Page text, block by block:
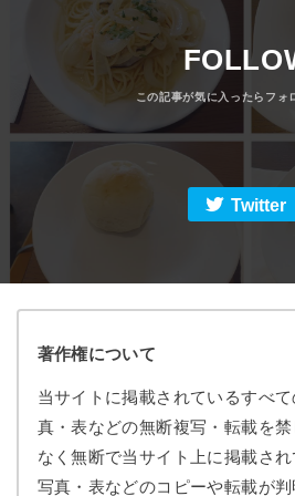
Twitter
著作権について
当サイトに掲載されているすべ
真・表などの無断複写・転載を
なく無断で当サイト上に掲載され
写真・表などのコピーや転載が